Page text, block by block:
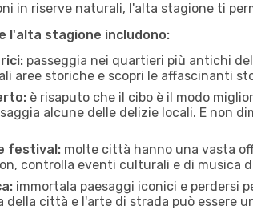
in riserve naturali, l'alta stagione ti
l'alta stagione includono:
passeggia nei quartieri più antichi
aree storiche e scopri le affascinanti
è risaputo che il cibo è il modo
alcune delle delizie locali. E non
festival: molte città hanno una vasta
controlla eventi culturali e di musica
immortala paesaggi iconici e perdersi
città e l'arte di strada può essere